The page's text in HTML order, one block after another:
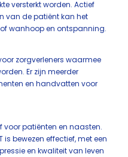
versterkt worden. Actief
van de patiënt kan het
wanhoop en ontspanning.
zorgverleners waarmee
Er zijn meerder
en handvatten voor
patiënten en naasten.
is bewezen effectief, met een
en kwaliteit van leven